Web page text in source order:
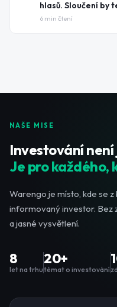
hlasů. Sloučení by
6 min čtení
NAŠE MISE
Investování
Je pro každého,
Warengo je místo, kde se
informovaný investor. Bez
a jasné vysvětlení.
8
let na trhu
20+
témat o investování